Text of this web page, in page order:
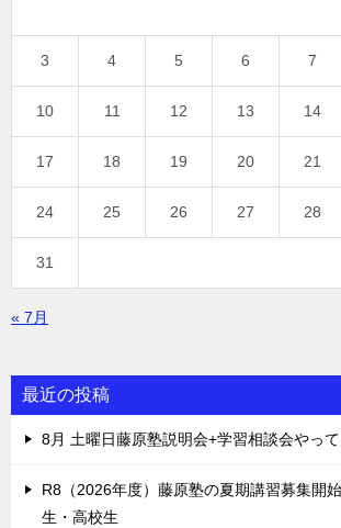
3 4 5 6 7
10 11 12 13 14
17 18 19 20 21
24 25 26 27 28
31
« 7月
最近の投稿
8月 土曜日藤原塾説明会+学習相談会やっ
R8（2026年度）藤原塾の夏期講習募集開
生・高校生